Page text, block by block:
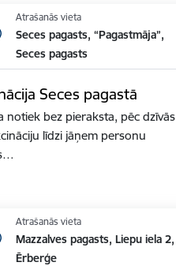
Atrašanās vieta
Seces pagasts, “Pagastmāja”,
Seces pagasts
Seces pagastā
notiek bez pieraksta, pēc dzīvās
līdzi jāņem personu
Atrašanās vieta
Mazzalves pagasts, Liepu iela 2,
Ērberģe